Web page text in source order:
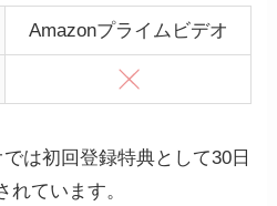
Amazonプライムビデオ
は初回登録特典として30日
れています。